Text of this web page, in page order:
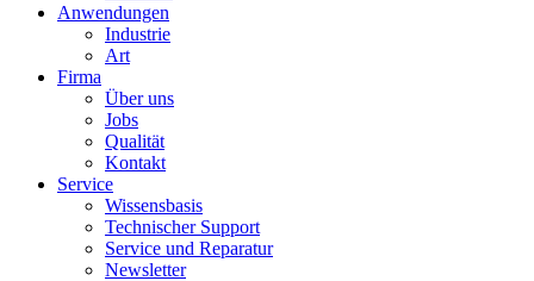
Anwendungen
Industrie
Art
Firma
Über uns
Jobs
Qualität
Kontakt
Service
Wissensbasis
Technischer Support
Service und Reparatur
Newsletter